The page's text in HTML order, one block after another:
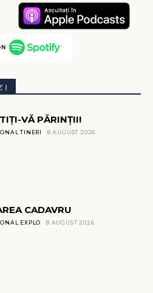
VĂ PĂRINȚII!
TINERI 8 AUGUST 2026
CADAVRU
EXPLO 8 AUGUST 2026